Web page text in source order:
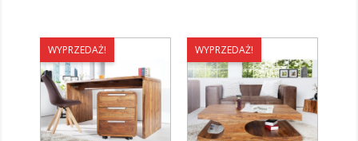
WYPRZEDAŻ! WYPRZEDAŻ!